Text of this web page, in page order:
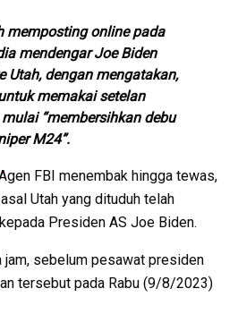
memposting online pada
mendengar Joe Biden
Utah, dengan mengatakan,
memakai setelan
“membersihkan debu
M24”.
FBI menembak hingga tewas,
Utah yang dituduh telah
Presiden AS Joe Biden.
jam, sebelum pesawat presiden
tersebut pada Rabu (9/8/2023)